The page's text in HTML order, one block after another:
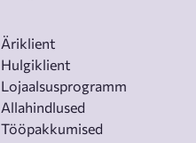
Äriklient
Hulgiklient
Lojaalsusprogramm
Allahindlused
Tööpakkumised